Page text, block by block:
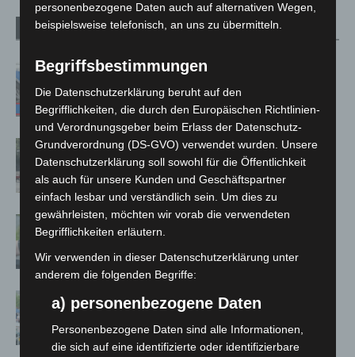
Verwandte Artikel Mehr vom Autor
Mann läuft mit Hockeyschläger über
A7 – Polizei sucht Zeugen
Gasleitung bei McDonald’s-Umbau in
Langenhagen beschädigt
Langenhagen: Autofahrer mit 3,17
Blaulichtmeile Langenhagen 2026:
hautnah erleben
personenbezogene Daten auch auf alternativen Wegen,
beispielsweise telefonisch, an uns zu übermitteln.
Begriffsbestimmungen
Die Datenschutzerklärung beruht auf den
Begrifflichkeiten, die durch den Europäischen Richtlinien-
und Verordnungsgeber beim Erlass der Datenschutz-
Grundverordnung (DS-GVO) verwendet wurden. Unsere
Datenschutzerklärung soll sowohl für die Öffentlichkeit
als auch für unsere Kunden und Geschäftspartner
einfach lesbar und verständlich sein. Um dies zu
gewährleisten, möchten wir vorab die verwendeten
Begrifflichkeiten erläutern.
Wir verwenden in dieser Datenschutzerklärung unter
anderem die folgenden Begriffe:
a) personenbezogene Daten
Personenbezogene Daten sind alle Informationen,
die sich auf eine identifizierte oder identifizierbare